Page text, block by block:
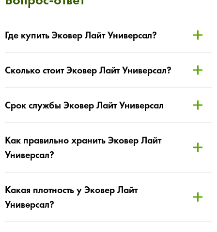
Где купить Эковер Лайт Универсал?
Сколько стоит Эковер Лайт Универсал?
Срок службы Эковер Лайт Универсал
Как правильно хранить Эковер Лайт
Универсал?
Какая плотность у Эковер Лайт
Универсал?